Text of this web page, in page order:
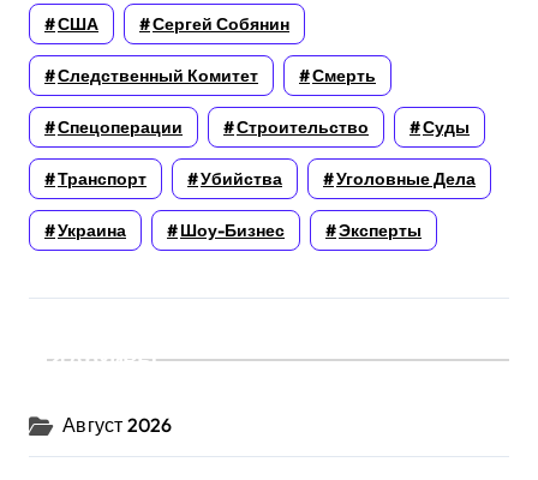
США Сергей Собянин
Следственный Комитет Смерть
Спецоперации Строительство Суды
Транспорт Убийства Уголовные Дела
Украина Шоу-Бизнес Эксперты
Архивы
Август 2026